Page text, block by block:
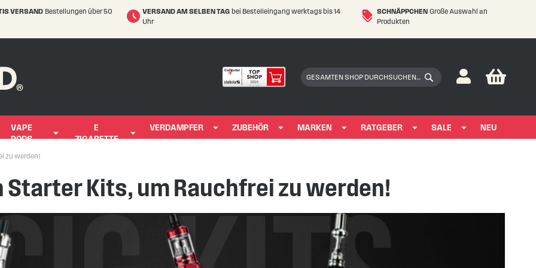
VERSAND Bestellungen über 50
VERSAND AM SELBEN TAG bei Bestelleingang werktags bis 14
Uhr
SCHNÄPPCHEN Große Auswahl an
Produkten
Suchen
My
VAPE
PODS
E
ZIGARETTE
VERDAMPFER ZUBEHÖR MARKEN RATGEBER SALE NEU
zu werden!
Starter Kits, um Rauchfrei zu werden!